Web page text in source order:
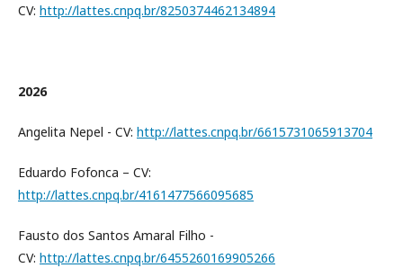
CV: http://lattes.cnpq.br/8250374462134894
2026
Angelita Nepel - CV: http://lattes.cnpq.br/6615731065913704
Eduardo Fofonca – CV:
http://lattes.cnpq.br/4161477566095685
Fausto dos Santos Amaral Filho -
CV: http://lattes.cnpq.br/6455260169905266